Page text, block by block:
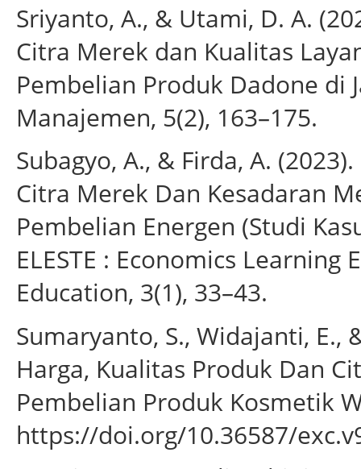
Sriyanto, A., & Utami, D. A.
Citra Merek dan Kualitas
Pembelian Produk Dadone di
Manajemen, 5(2), 163–175.
Subagyo, A., & Firda, A.
Citra Merek Dan Kesadaran
Pembelian Energen (Studi
ELESTE : Economics
Education, 3(1), 33–43.
Sumaryanto, S., Widajanti, E.,
Harga, Kualitas Produk Dan
Pembelian Produk Kosmetik
https://doi.org/10.36587/